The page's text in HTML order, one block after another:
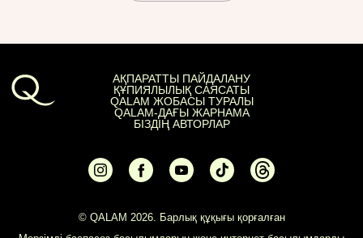
АҚПАРАТТЫ ПАЙДАЛАНУ
ҚҰПИЯЛЫЛЫҚ САЯСАТЫ
QALAM ЖОБАСЫ ТУРАЛЫ
QALAM-ДАҒЫ ЖАРНАМА
БІЗДІҢ АВТОРЛАР
© QALAM 2026. Барлық құқығы қорғалған